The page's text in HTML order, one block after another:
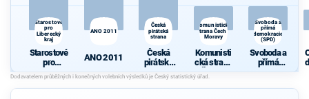
Starostové
pro
Liberecký
kraj
Starostové
pro
Liberecký
kraj
ANO 2011
ANO 2011
Česká
pirátská
strana
Česká
pirátská
strana
Komunistická
strana Čech a
Moravy
Komunisti
cká strana
Čech a
Moravy
Svoboda a
přímá
demokracie
(SPD)
Svoboda a
přímá
demokraci